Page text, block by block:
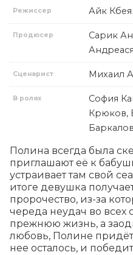
Режиссер Айк
Продюсер
Сарик
Сценарист Михаил
В ролях
София
Крюков,
Полина всегда была
приглашают её к
устраивает там свой
итоге девушка
пророчество, из-за
череда неудач во всех
прежнюю жизнь, а
любовь, Полине
нее осталось, и